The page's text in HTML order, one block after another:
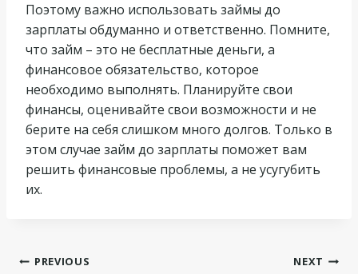
Поэтому важно использовать займы до
зарплаты обдуманно и ответственно. Помните,
что займ – это не бесплатные деньги, а
финансовое обязательство, которое
необходимо выполнять. Планируйте свои
финансы, оценивайте свои возможности и не
берите на себя слишком много долгов. Только в
этом случае займ до зарплаты поможет вам
решить финансовые проблемы, а не усугубить
их.
PREVIOUS NEXT